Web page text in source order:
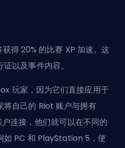
得 20% 的比赛 XP 加速。这
以及事件内容。
玩家，因为它们直接应用于
将自己的 Riot 账户与拥有
连接，他们就可以在不同的
如 PC 和 PlayStation 5，使